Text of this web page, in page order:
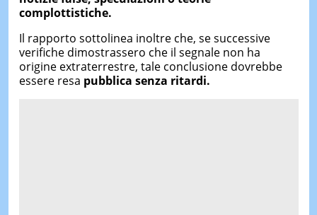
complottistiche.
Il rapporto sottolinea inoltre che, se successive
verifiche dimostrassero che il segnale non ha
origine extraterrestre, tale conclusione dovrebbe
essere resa pubblica senza ritardi.